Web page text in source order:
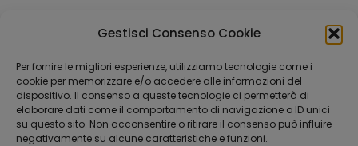
Gestisci Consenso Cookie
Per fornire le migliori esperienze, utilizziamo tecnologie come i
cookie per memorizzare e/o accedere alle informazioni del
dispositivo. Il consenso a queste tecnologie ci permetterà di
elaborare dati come il comportamento di navigazione o ID unici
su questo sito. Non acconsentire o ritirare il consenso può influire
negativamente su alcune caratteristiche e funzioni.
PUOI PAGARE CON: